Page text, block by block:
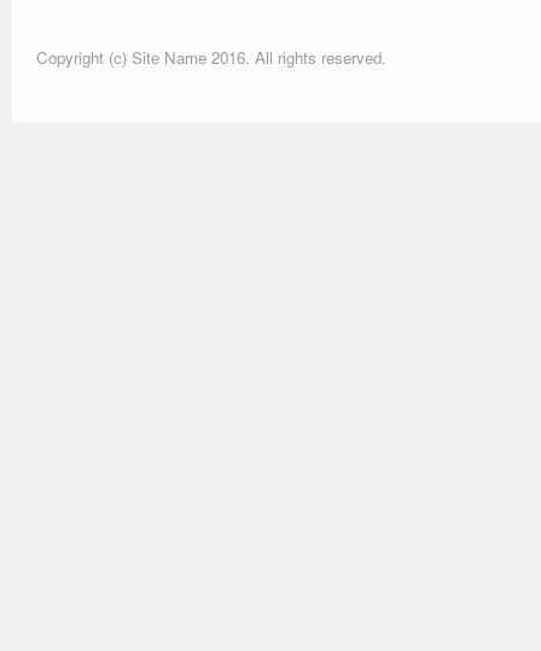
Copyright (c) Site Name 2016. All rights reserved.